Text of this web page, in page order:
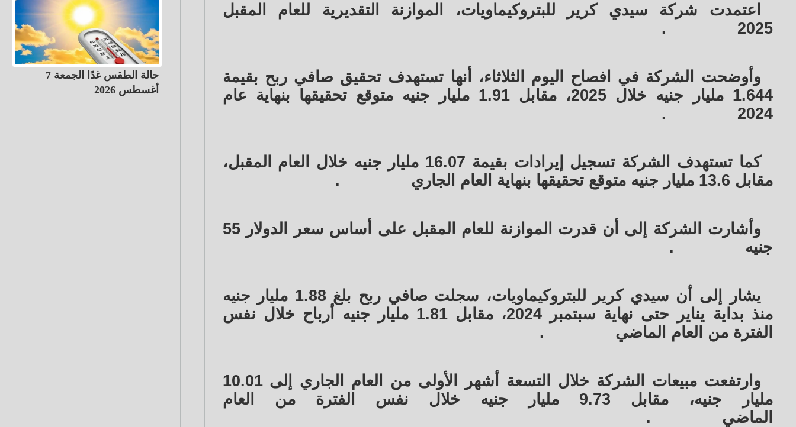
اعتمدت شركة سيدي كرير للبتروكيماويات، الموازنة التقديرية للعام المقبل
2025
.
وأوضحت الشركة في افصاح اليوم الثلاثاء، أنها تستهدف تحقيق صافي ربح بقيمة
1.644 مليار جنيه خلال 2025، مقابل 1.91 مليار جنيه متوقع تحقيقها بنهاية عام
2024
.
كما تستهدف الشركة تسجيل إيرادات بقيمة 16.07 مليار جنيه خلال العام المقبل،
مقابل 13.6 مليار جنيه متوقع تحقيقها بنهاية العام الجاري
.
وأشارت الشركة إلى أن قدرت الموازنة للعام المقبل على أساس سعر الدولار 55
جنيه
.
يشار إلى أن سيدي كرير للبتروكيماويات، سجلت صافي ربح بلغ 1.88 مليار جنيه
منذ بداية يناير حتى نهاية سبتمبر 2024، مقابل 1.81 مليار جنيه أرباح خلال نفس
الفترة من العام الماضي
.
وارتفعت مبيعات الشركة خلال التسعة أشهر الأولى من العام الجاري إلى 10.01
مليار جنيه، مقابل 9.73 مليار جنيه خلال نفس الفترة من العام
الماضي
.
حالة الطقس غدًا الجمعة 7
أغسطس 2026